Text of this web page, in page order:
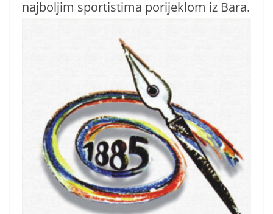
najboljim sportistima porijeklom iz Bara.